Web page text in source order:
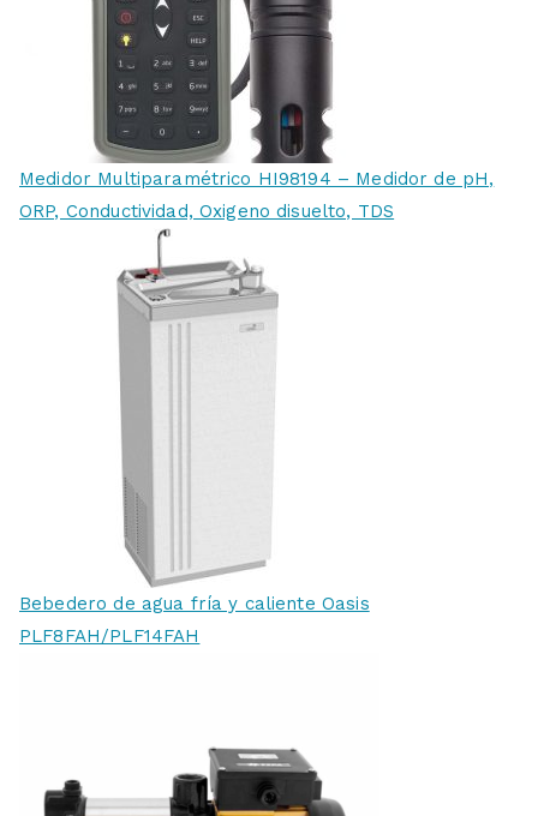
Medidor Multiparamétrico HI98194 – Medidor de pH,
ORP, Conductividad, Oxigeno disuelto, TDS
Bebedero de agua fría y caliente Oasis
PLF8FAH/PLF14FAH